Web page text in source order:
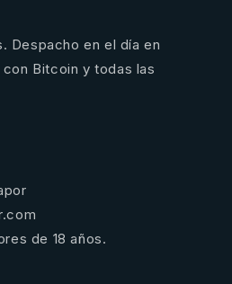
Despacho en el día en
con Bitcoin y todas las
de 18 años.